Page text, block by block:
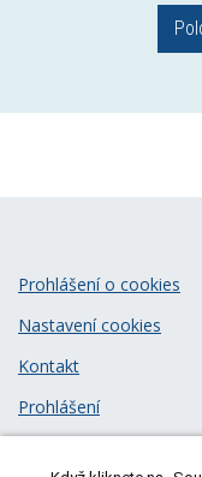
Prohlášení o cookies
Nastavení cookies
Kontakt
Prohlášení